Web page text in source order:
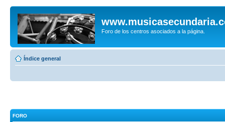
Foro de los centros asociados a la página.
Índice general
FORO